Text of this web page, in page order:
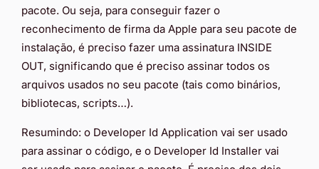
pacote. Ou seja, para conseguir fazer o
reconhecimento de firma da Apple para seu pacote de
instalação, é preciso fazer uma assinatura INSIDE
OUT, significando que é preciso assinar todos os
arquivos usados no seu pacote (tais como binários,
bibliotecas, scripts…).
Resumindo: o Developer Id Application vai ser usado
para assinar o código, e o Developer Id Installer vai